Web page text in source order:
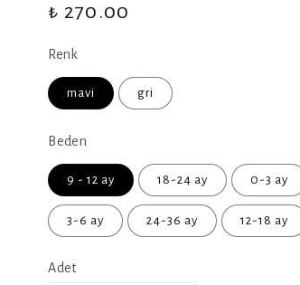
₺ 270.00
Renk
mavi gri
Beden
9 - 12 ay 18-24 ay 0-3 ay
3-6 ay 24-36 ay 12-18 ay
Adet